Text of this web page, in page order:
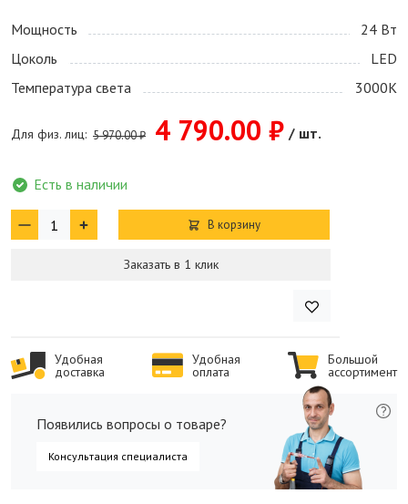
Мощность
24 Bт
Цоколь
LED
Температура света
3000K
Для физ. лиц: 5 970.00 ₽ 4 790.00 ₽ / шт.
Есть в наличии
В корзину
Заказать в 1 клик
Удобная
доставка
Удобная
оплата
Большой
ассортимент
Появились вопросы о товаре?
Консультация специалиста